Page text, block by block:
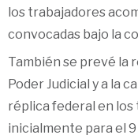
los trabajadores
convocadas bajo la
También se prevé la
Poder Judicial y a la
réplica federal en los
inicialmente para el